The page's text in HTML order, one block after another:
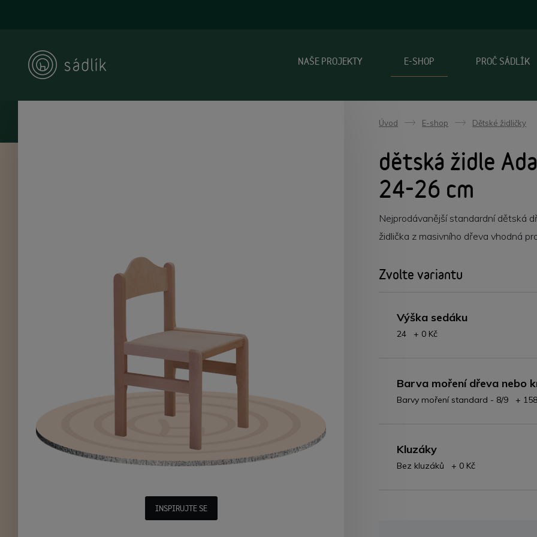
NAŠE PROJEKTY E-SHOP PROČ SÁDLÍK
Úvod ->
E-shop ->
Dětské židličky
dětská židle
24-26 cm
Nejprodávanější standardní dětská
židlička z masivního dřeva vhodná
Zvolte variantu
Výška sedáku
24 + 0 Kč
Barva moření dřeva nebo
Barvy moření standard - 8/9 +
Kluzáky
Bez kluzáků + 0 Kč
INSPIRUJTE SE